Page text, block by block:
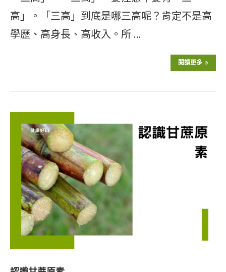
高」。「三高」到底是哪三高呢？肯定不是高
學歷、高身長、高收入。所 …
閱讀更多